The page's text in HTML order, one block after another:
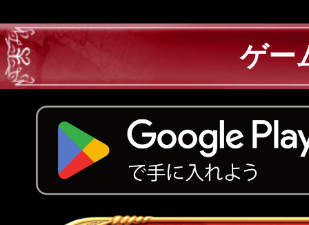
ゲー